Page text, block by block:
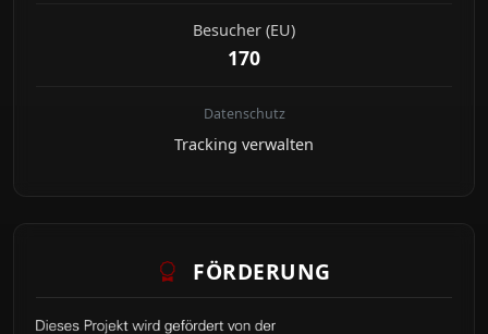
Besucher (EU)
170
Datenschutz
Tracking verwalten
FÖRDERUNG